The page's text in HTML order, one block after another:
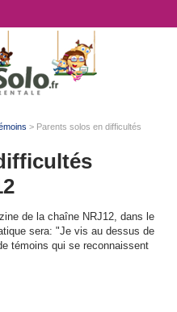
> Parents solos en difficultés
de la chaîne NRJ12, dans le
sera: "Je vis au dessus de
témoins qui se reconnaissent